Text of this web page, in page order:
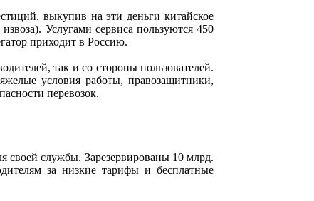
выкупив на эти деньги китайское
Услугами сервиса пользуются 450
приходит в Россию.
так и со стороны пользователей.
условия работы, правозащитники,
перевозок.
службы. Зарезервированы 10 млрд.
за низкие тарифы и бесплатные